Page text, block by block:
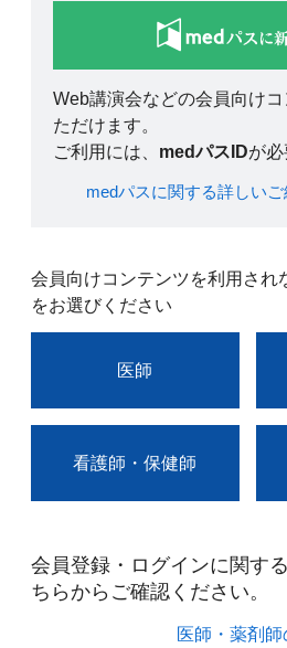
Web講演会などの会員向け
ただけます。
ご利用には、 medパスIDが必
medパスに関する詳しい
会員向けコンテンツを利用され
をお選びください
医師
看護師・保健師
会員登録・ログインに関す
ちらからご確認ください。​
医師・薬剤師